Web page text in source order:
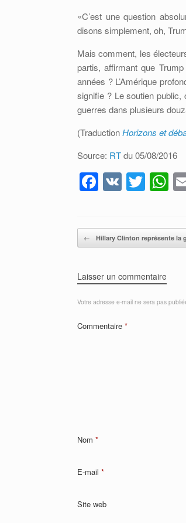
«C’est une question
disons simplement, oh,
Mais comment, les
partis, affirmant que
années ? L’Amérique
signifie ? Le soutien public,
guerres dans plusieurs
(TraductionHorizons et
Source: RTdu 05/08/2016
F
a
e
b
o
o
k
V
K
T
wi
er
W
h
s
A
p
Post navigation
← Hillary Clinton représente la
Laisser un commentaire
Votre adresse e-mail ne sera pas
Commentaire *
Nom *
E-mail *
Site web